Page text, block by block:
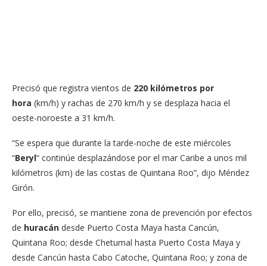
Precisó que registra vientos de 220 kilómetros por
hora (km/h) y rachas de 270 km/h y se desplaza hacia el
oeste-noroeste a 31 km/h.
“Se espera que durante la tarde-noche de este miércoles
“Beryl“ continúe desplazándose por el mar Caribe a unos mil
kilómetros (km) de las costas de Quintana Roo”, dijo Méndez
Girón.
Por ello, precisó, se mantiene zona de prevención por efectos
de huracán desde Puerto Costa Maya hasta Cancún,
Quintana Roo; desde Chetumal hasta Puerto Costa Maya y
desde Cancún hasta Cabo Catoche, Quintana Roo; y zona de